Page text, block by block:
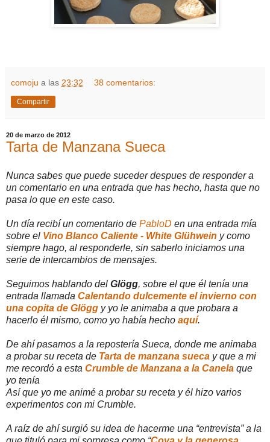
comoju a las 23:32 38 comentarios:
Compartir
20 de marzo de 2012
Tarta de Manzana Sueca
Nunca sabes que puede suceder despues de responder a
un comentario en una entrada que has hecho, hasta que no
pasa lo que en este caso.
Un día recibí un comentario de PabloD en una entrada mía
sobre el Vino Blanco Caliente - White Glühwein y como
siempre hago, al responderle, sin saberlo iniciamos una
serie de intercambios de mensajes.
Seguimos hablando del Glögg, sobre el que él tenía una
entrada llamada Calentando dulcemente el invierno con
una copita de Glögg y yo le animaba a que probara a
hacerlo él mismo, como yo había hecho aquí.
De ahí pasamos a la repostería Sueca, donde me animaba
a probar su receta de Tarta de manzana sueca y que a mi
me recordó a esta Crumble de Manzana a la Canela que
yo tenía
Así que yo me animé a probar su receta y él hizo varios
experimentos con mi Crumble.
A raíz de ahí surgió su idea de hacerme una “entrevista” a la